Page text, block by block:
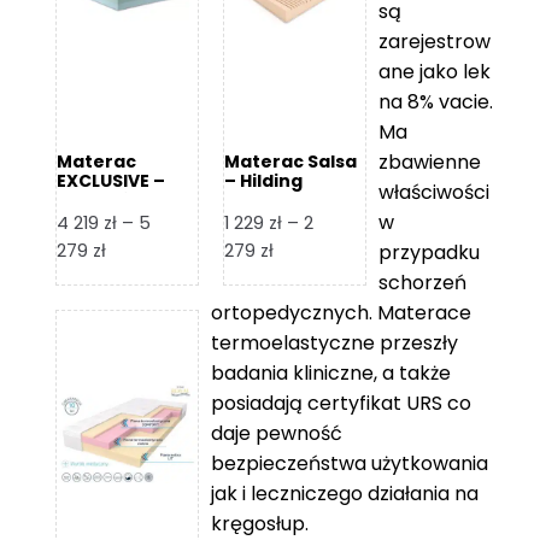
Materac
EXCLUSIVE –
4 219 zł – 5
279 złZakres
od
5
279 zł
Materac Salsa
– Hilding
1 229 zł – 2
279 złZakres
od
1
229 zł
2
279 zł
są
zarejestrow
ane jako lek
na 8% vacie.
Ma
zbawienne
właściwości
w
przypadku
schorzeń
ortopedycznych. Materace
termoelastyczne przeszły
badania kliniczne, a także
posiadają certyfikat URS co
daje pewność
bezpieczeństwa użytkowania
jak i leczniczego działania na
kręgosłup.